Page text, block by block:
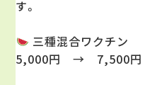
す。
三種混合ワクチン
5,000円 → 7,500円